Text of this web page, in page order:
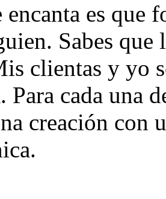
es que
Sabes que
clientas y yo
Para cada una
creación con